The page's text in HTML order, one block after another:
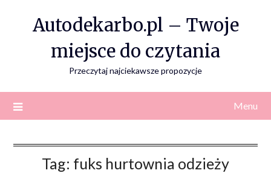
Autodekarbo.pl – Twoje
miejsce do czytania
Przeczytaj najciekawsze propozycje
Menu
Tag: fuks hurtownia odzieży